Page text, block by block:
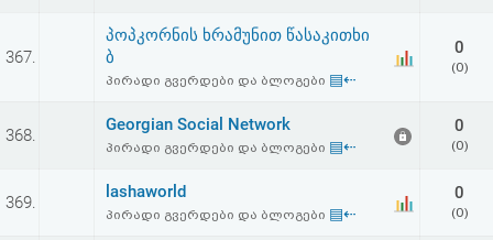
სალიცენზიო
შეთანხმება
პასუხისმგებლობის
367.
პოპკორნის ხრამუნით წასაკითხი
ბ
პირადი გვერდები და ბლოგები ▤⇠
0
(0)
368.
Georgian Social Network
პირადი გვერდები და ბლოგები ▤⇠
0
(0)
369.
lashaworld
პირადი გვერდები და ბლოგები ▤⇠
0
(0)